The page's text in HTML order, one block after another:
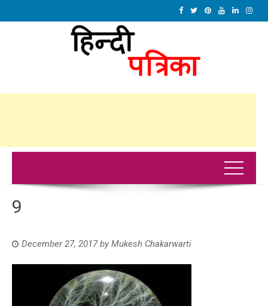
9
December 27, 2017by Mukesh Chakarwarti